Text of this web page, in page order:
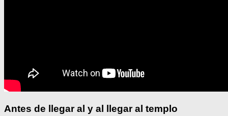
Antes de llegar al y al llegar al templo